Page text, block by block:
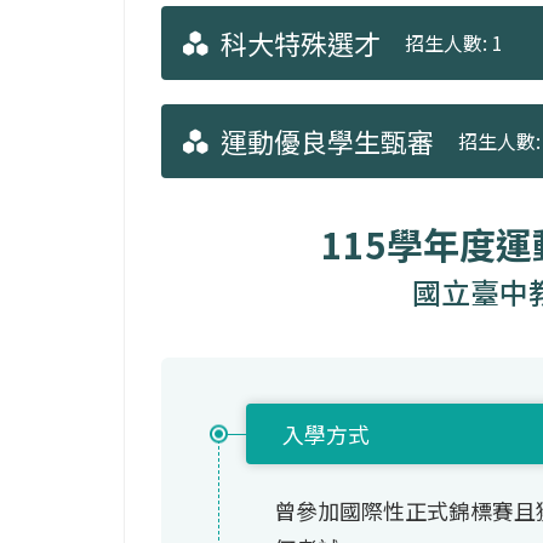
科大特殊選才 招生人數: 1
運動優良學生甄審 招生人數
115學年度
國立臺中
入學方式
曾參加國際性正式錦標賽